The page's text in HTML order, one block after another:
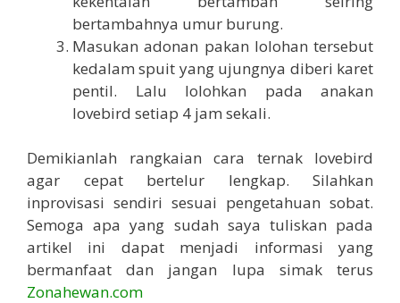
bertambahnya umur burung.
Masukan adonan pakan lolohan tersebut
kedalam spuit yang ujungnya diberi karet
pentil. Lalu lolohkan pada anakan
lovebird setiap 4 jam sekali.
Demikianlah rangkaian cara ternak lovebird
agar cepat bertelur lengkap. Silahkan
inprovisasi sendiri sesuai pengetahuan sobat.
Semoga apa yang sudah saya tuliskan pada
artikel ini dapat menjadi informasi yang
bermanfaat dan jangan lupa simak terus
Zonahewan.com